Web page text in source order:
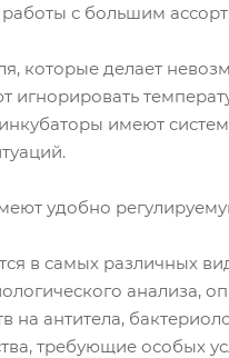
с большим
которые делает
имеют
удобно
в самых различных
анализа,
на антитела,
требующие особых